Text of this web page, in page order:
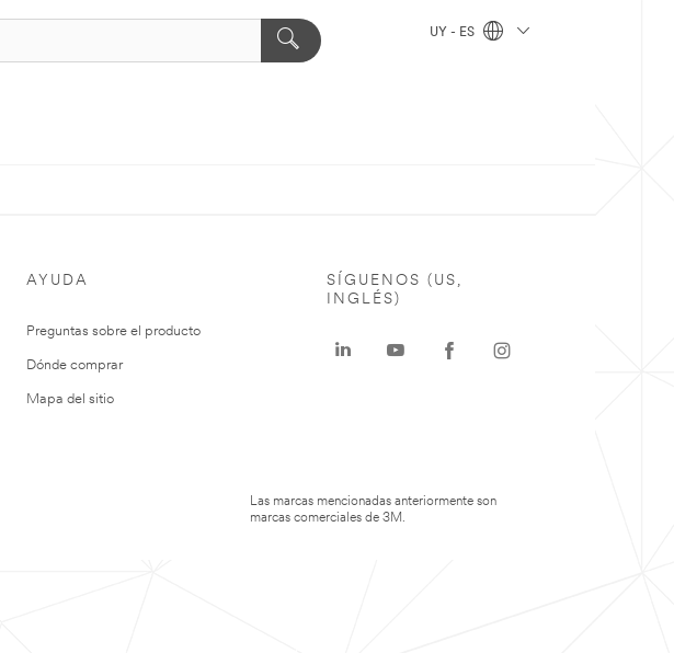
UY - ES
AYUDA
Preguntas sobre el producto
Dónde comprar
Mapa del sitio
SÍGUENOS (US,
INGLÉS)
Las marcas mencionadas anteriormente son
marcas comerciales de 3M.